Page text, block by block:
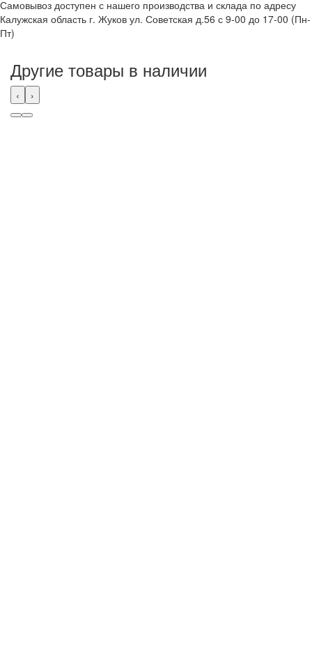
Самовывоз доступен с нашего производства и склада по адресу
Калужская область г. Жуков ул. Советская д.56 с 9-00 до 17-00 (Пн-
Пт)
Другие товары в наличии
‹ ›